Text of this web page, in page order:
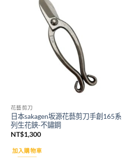
花藝剪刀
日本sakagen坂源花藝剪刀手創165系
列生花鋏-不鏽鋼
NT$1,300
加入購物車